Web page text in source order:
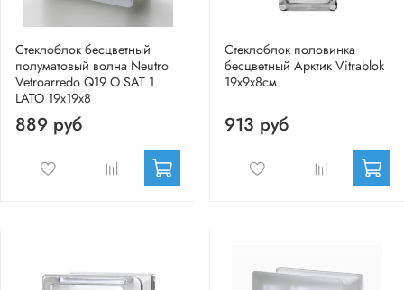
Стеклоблок бесцветный
полуматовый волна Neutro
Vetroarredo Q19 O SAT 1
LATO 19x19x8
889 руб
Стеклоблок половинка
бесцветный Арктик Vitrablok
19х9х8см.
913 руб